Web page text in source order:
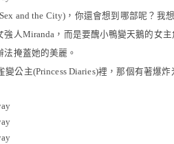
and the City) ，你還會想到哪部呢？我
強人Miranda ，而是要醜小鴨變天鵝的女主
掩蓋她的美麗。
變公主(Princess Diaries)裡，那個有著爆炸